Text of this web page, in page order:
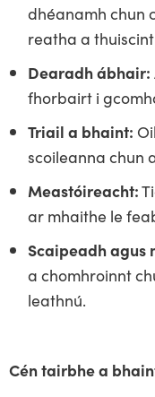
dhéanamh chun
reatha a
Dearadh ábhair:
fhorbairt i
Triail a bhaint:
scoileanna chun
Meastóireacht:
ar mhaithe le
Scaipeadh agus
a chomhroinnt
leathnú.
Cén tairbhe a